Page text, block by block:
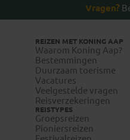
Vragen?
REIZEN MET KONING AAP
Waarom Koning Aap?
Bestemmingen
Duurzaam toerisme
Vacatures
Veelgestelde vragen
Reisverzekeringen
REISTYPES
Groepsreizen
Pioniersreizen